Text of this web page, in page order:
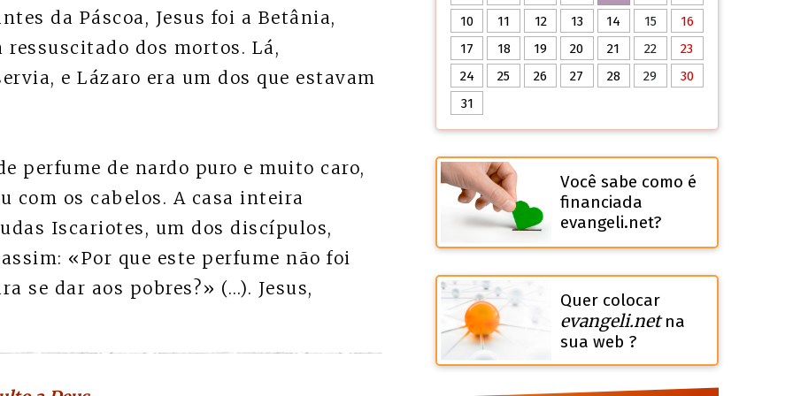
da Páscoa, Jesus foi a Betânia,
dos mortos. Lá,
e Lázaro era um dos que estavam
perfume de nardo puro e muito caro,
com os cabelos. A casa inteira
Iscariotes, um dos discípulos,
«Por que este perfume não foi
se dar aos pobres?» (…). Jesus,
10
11 12 13 14 15
16
17
18 19 20 21 22
23
24
25 26 27 28 29
30
31
Você sabe como é
financiada
evangeli.net?
Quer colocar
evangeli.netna
sua web ?